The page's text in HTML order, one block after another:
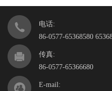
电话:
86-0577-65368580
传真:
86-0577-65366680
E-mail: